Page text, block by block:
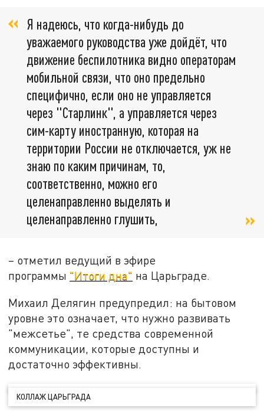
Я надеюсь, что когда-нибудь до
уважаемого руководства уже дойдёт, что
движение беспилотника видно операторам
мобильной связи, что оно предельно
специфично, если оно не управляется
через "Старлинк", а управляется через
сим-карту иностранную, которая на
территории России не отключается, уж не
знаю по каким причинам, то,
соответственно, можно его
целенаправленно выделять и
целенаправленно глушить,
– отметил ведущий в эфире
программы "Итоги дна" на Царьграде.
Михаил Делягин предупредил: на бытовом
уровне это означает, что нужно развивать
"межсетье", те средства современной
коммуникации, которые доступны и
достаточно эффективны.
КОЛЛАЖ ЦАРЬГРАДА